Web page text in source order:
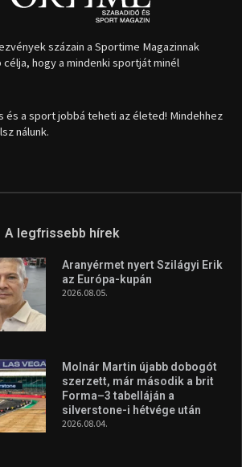
százain a Sportime Magazinnak
hogy a mindenki sportját minél
és a sport jobbá teheti az életed! Mindehhez
nálunk.
A legfrissebb hírek
Aranyérmet nyert Szilágyi Erik
az Európa-kupán
2026.08.05.
Molnár Martin újabb dobogót
szerzett, már második a brit
Forma–3 tabelláján a
silverstone-i hétvége után
2026.08.04.